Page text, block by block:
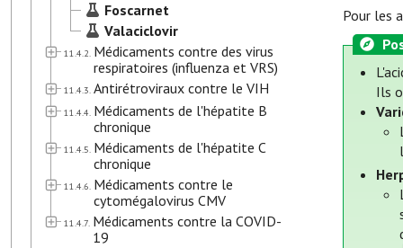
Foscarnet
Valaciclovir
11.4.2. Médicaments contre des virus
respiratoires (influenza et VRS)
11.4.3. Antirétroviraux contre le VIH
11.4.4. Médicaments de l'hépatite B
chronique
11.4.5. Médicaments de l'hépatite C
chronique
11.4.6. Médicaments contre le
cytomégalovirus CMV
11.4.7. Médicaments contre la COVID-
19
Pour les
Ils